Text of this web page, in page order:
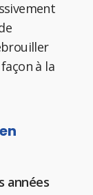
à la
années